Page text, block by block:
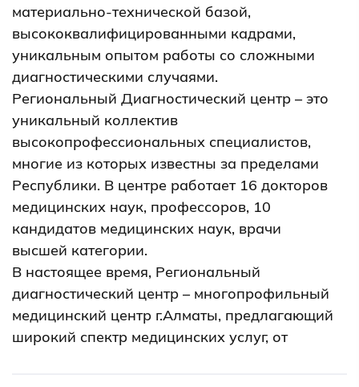
материально-технической базой,
высококвалифицированными кадрами,
уникальным опытом работы со сложными
диагностическими случаями.
Региональный Диагностический центр – это
уникальный коллектив
высокопрофессиональных специалистов,
многие из которых известны за пределами
Республики. В центре работает 16 докторов
медицинских наук, профессоров, 10
кандидатов медицинских наук, врачи
высшей категории.
В настоящее время, Региональный
диагностический центр – многопрофильный
медицинский центр г.Алматы, предлагающий
широкий спектр медицинских услуг, от